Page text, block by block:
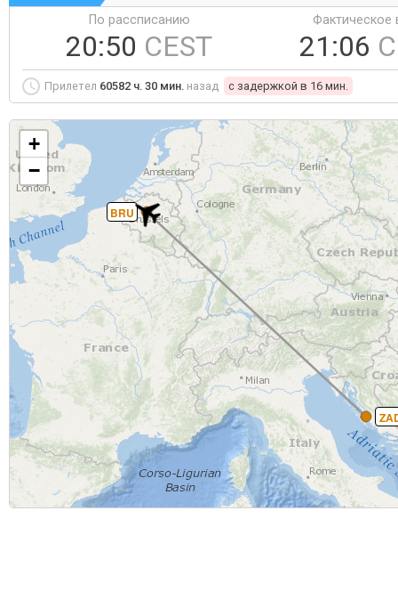
По рассписанию
20:50 CEST
Фактическое
21:06
Прилетел 60582 ч. 30 мин. назад c задержкой в 16 мин.
BRU
+
−